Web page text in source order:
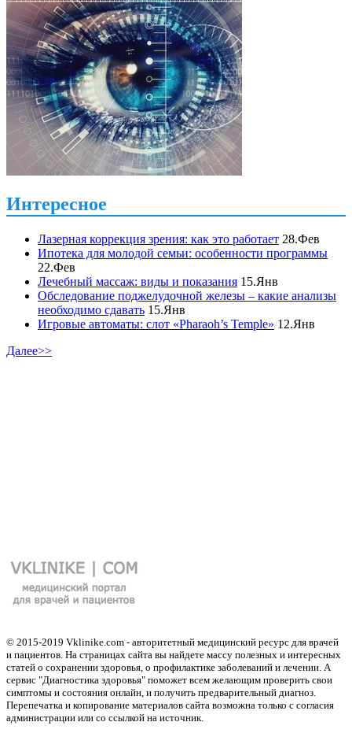
Интересное
Лазерная коррекция зрения: как это работает 28.Фев
Ипотека для молодой семьи: особенности программы
22.Фев
Лечебный массаж: виды и показания 15.Янв
Обследование поджелудочной железы – какие анализы
необходимо сдавать 15.Янв
Игровые автоматы: слот «Pharaoh’s Temple» 12.Янв
Далее>>
© 2015-2019 Vklinike.com - авторитетный медицинский ресурс для врачей
и пациентов. На страницах сайта вы найдете массу полезных и интересных
статей о сохранении здоровья, о профилактике заболеваний и лечении. А
сервис "Диагностика здоровья" поможет всем желающим проверить свои
симптомы и состояния онлайн, и получить предварительный диагноз.
Перепечатка и копирование материалов сайта возможна только с согласия
администрации или со ссылкой на источник.